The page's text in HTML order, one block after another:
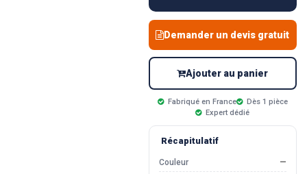
Demander un devis gratuit
Ajouter au panier
Fabriqué en France
Dès 1 pièce
Expert dédié
Récapitulatif
Couleur
—